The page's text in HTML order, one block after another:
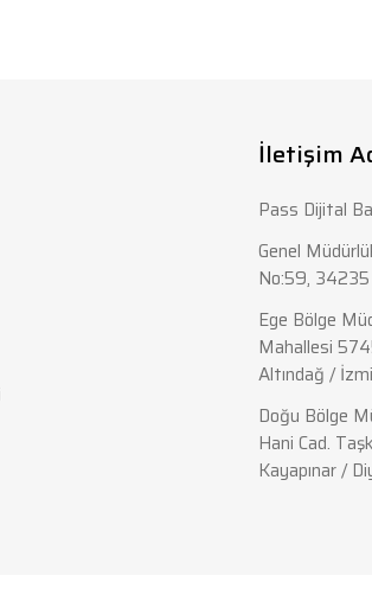
eksik bilgiler bulunuyor.
sitelerden daha pahalı.
farklı alternatifler olmalı.
İletişim
Pass Dijital
Genel
No:59,
Ege Bölge
Mahallesi
Altındağ /
Doğu Bölge
Hani Cad.
Kayapınar /